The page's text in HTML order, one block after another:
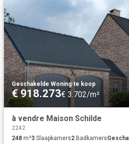
Geschakelde Woning·te koop
€ 918.273€ 3.702/m²
à vendre Maison Schilde
2242
248 m²3 Slaapkamers2 Badkamers